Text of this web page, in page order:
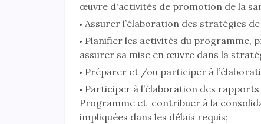
œuvre d'activités de promotion de la
Assurer l’élaboration des stratégies
Planifier les activités du programme,
assurer sa mise en œuvre dans la
Préparer et /ou participer à
Participer à l’élaboration des
Programme et contribuer à la
impliquées dans les délais requis;